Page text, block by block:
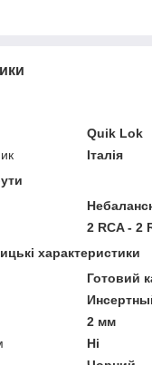
Quik Lok
Італія
2 RCA - 2
характеристики
Готовий
2 мм
Ні